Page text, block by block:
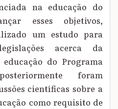
na educação do
esses objetivos,
um estudo para
acerca da
do Programa
foram
científicas sobre a
como requisito de